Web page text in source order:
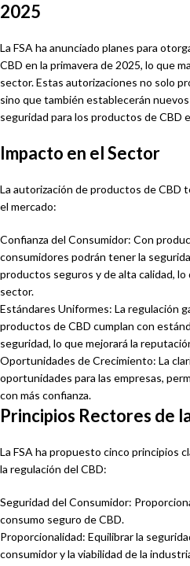
2025
La FSA ha anunciado planes para
CBD en la primavera de 2025, lo que
sector. Estas autorizaciones no solo
sino que también establecerán
seguridad para los productos de CBD
Impacto en el Sector
La autorización de productos de CBD
el mercado:
Confianza del Consumidor: Con
consumidores podrán tener la
productos seguros y de alta calidad, lo
sector.
Estándares Uniformes: La regulación
productos de CBD cumplan con
seguridad, lo que mejorará la
Oportunidades de Crecimiento: La
oportunidades para las empresas,
con más confianza.
Principios Rectores de
La FSA ha propuesto cinco principios
la regulación del CBD:
Seguridad del Consumidor:
consumo seguro de CBD.
Proporcionalidad: Equilibrar la
consumidor y la viabilidad de la